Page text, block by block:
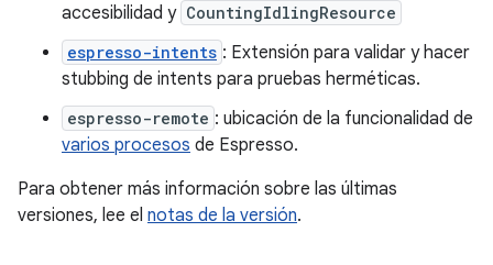
accesibilidad y CountingIdlingResource
espresso-intents : Extensión para validar y hacer
stubbing de intents para pruebas herméticas.
espresso-remote : ubicación de la funcionalidad de
varios procesos de Espresso.
Para obtener más información sobre las últimas
versiones, lee el notas de la versión.